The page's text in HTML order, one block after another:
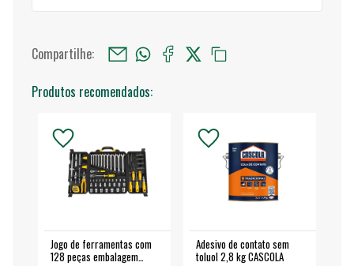
Compartilhe:
Produtos recomendados:
Jogo de ferramentas com
128 peças embalagem
Adesivo de contato sem
toluol 2,8 kg CASCOLA